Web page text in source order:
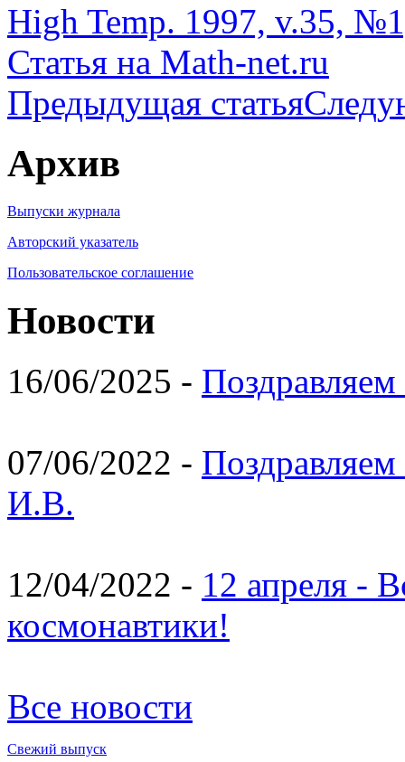
High Temp. 1997, v.35,
Статья на Math-net.ru
Предыдущая статья
Архив
Выпуски журнала
Авторский указатель
Пользовательское соглашение
Новости
16/06/2025 -
07/06/2022 -
И.В.
12/04/2022 - 12 апреля -
космонавтики!
Все новости
Свежий выпуск